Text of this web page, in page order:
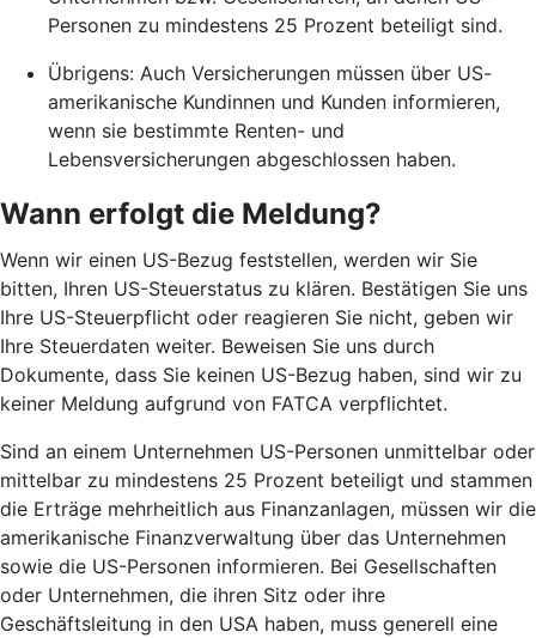
Personen zu mindestens 25 Prozent beteiligt sind.
Übrigens: Auch Versicherungen müssen über US-
amerikanische Kundinnen und Kunden informieren,
wenn sie bestimmte Renten- und
Lebensversicherungen abgeschlossen haben.
Wann erfolgt die Meldung?
Wenn wir einen US-Bezug feststellen, werden wir Sie
bitten, Ihren US-Steuerstatus zu klären. Bestätigen Sie uns
Ihre US-Steuerpflicht oder reagieren Sie nicht, geben wir
Ihre Steuerdaten weiter. Beweisen Sie uns durch
Dokumente, dass Sie keinen US-Bezug haben, sind wir zu
keiner Meldung aufgrund von FATCA verpflichtet.
Sind an einem Unternehmen US-Personen unmittelbar oder
mittelbar zu mindestens 25 Prozent beteiligt und stammen
die Erträge mehrheitlich aus Finanzanlagen, müssen wir die
amerikanische Finanzverwaltung über das Unternehmen
sowie die US-Personen informieren. Bei Gesellschaften
oder Unternehmen, die ihren Sitz oder ihre
Geschäftsleitung in den USA haben, muss generell eine